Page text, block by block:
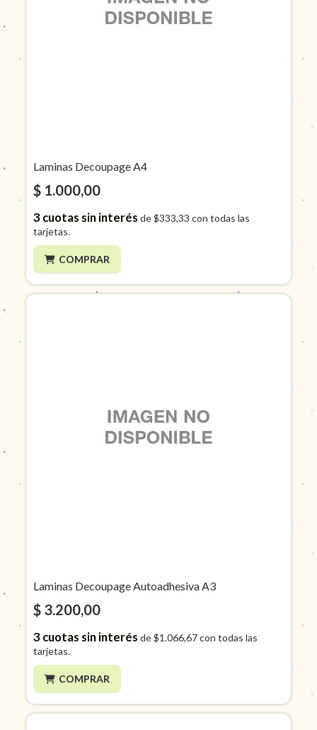
Laminas Decoupage A4
$ 1.000,00
3cuotas sin interés de$333,33 con todas las
tarjetas.
COMPRAR
Laminas Decoupage Autoadhesiva A3
$ 3.200,00
3cuotas sin interés de$1.066,67con todas las
tarjetas.
COMPRAR